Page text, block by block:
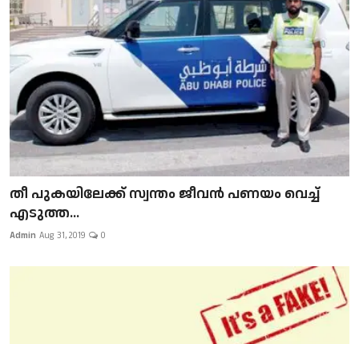
​​​​​​​തീ പുകയിലേക്ക് സ്വന്തം ജീവന്‍ പണയം വെച്ച്
എടുത്ത...
Admin Aug 31, 2019 0